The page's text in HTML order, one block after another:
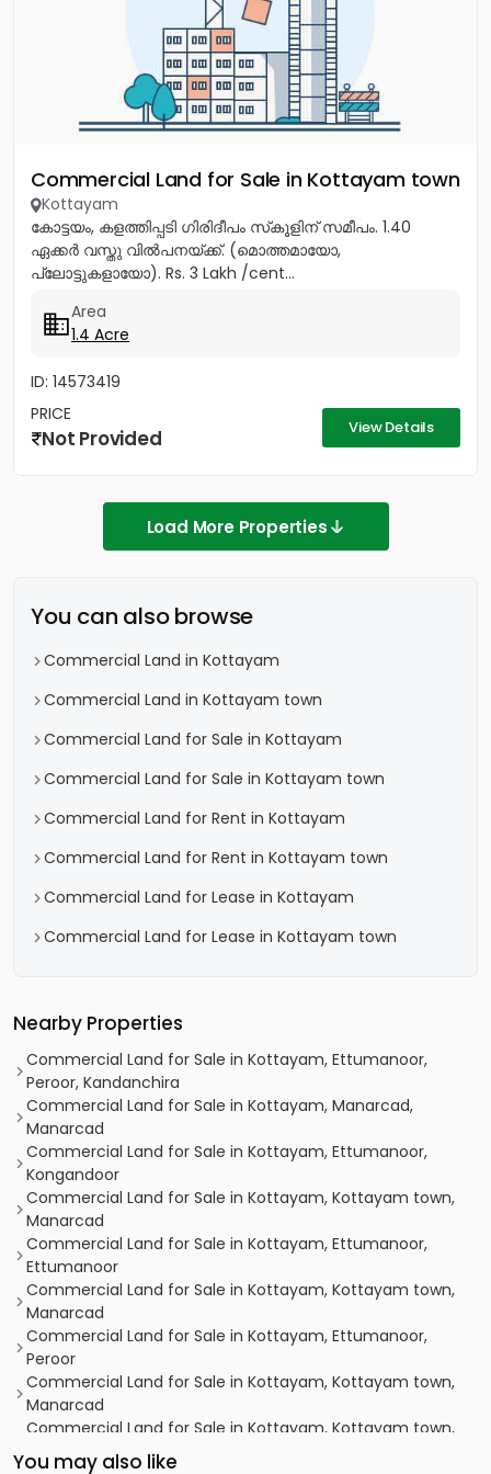
Commercial Land for Sale in Kottayam town
Kottayam
കോട്ടയം, കളത്തിപ്പടി ഗിരിദീപം സ്‌കൂളിന് സമീപം. 1.40
ഏക്കർ വസ്തു വിൽപനയ്ക്ക്. (മൊത്തമായോ,
പ്ലോട്ടുകളായോ). Rs. 3 Lakh /cent...
Area
1.4 Acre
ID: 14573419
PRICE
Not Provided View Details
Load More Properties
You can also browse
Commercial Land in Kottayam
Commercial Land in Kottayam town
Commercial Land for Sale in Kottayam
Commercial Land for Sale in Kottayam town
Commercial Land for Rent in Kottayam
Commercial Land for Rent in Kottayam town
Commercial Land for Lease in Kottayam
Commercial Land for Lease in Kottayam town
Nearby Properties
Commercial Land for Sale in Kottayam, Ettumanoor,
Peroor, Kandanchira
Commercial Land for Sale in Kottayam, Manarcad,
Manarcad
Commercial Land for Sale in Kottayam, Ettumanoor,
Kongandoor
Commercial Land for Sale in Kottayam, Kottayam town,
Manarcad
Commercial Land for Sale in Kottayam, Ettumanoor,
Ettumanoor
Commercial Land for Sale in Kottayam, Kottayam town,
Manarcad
Commercial Land for Sale in Kottayam, Ettumanoor,
Peroor
Commercial Land for Sale in Kottayam, Kottayam town,
Manarcad
Commercial Land for Sale in Kottayam, Kottayam town,
You may also like